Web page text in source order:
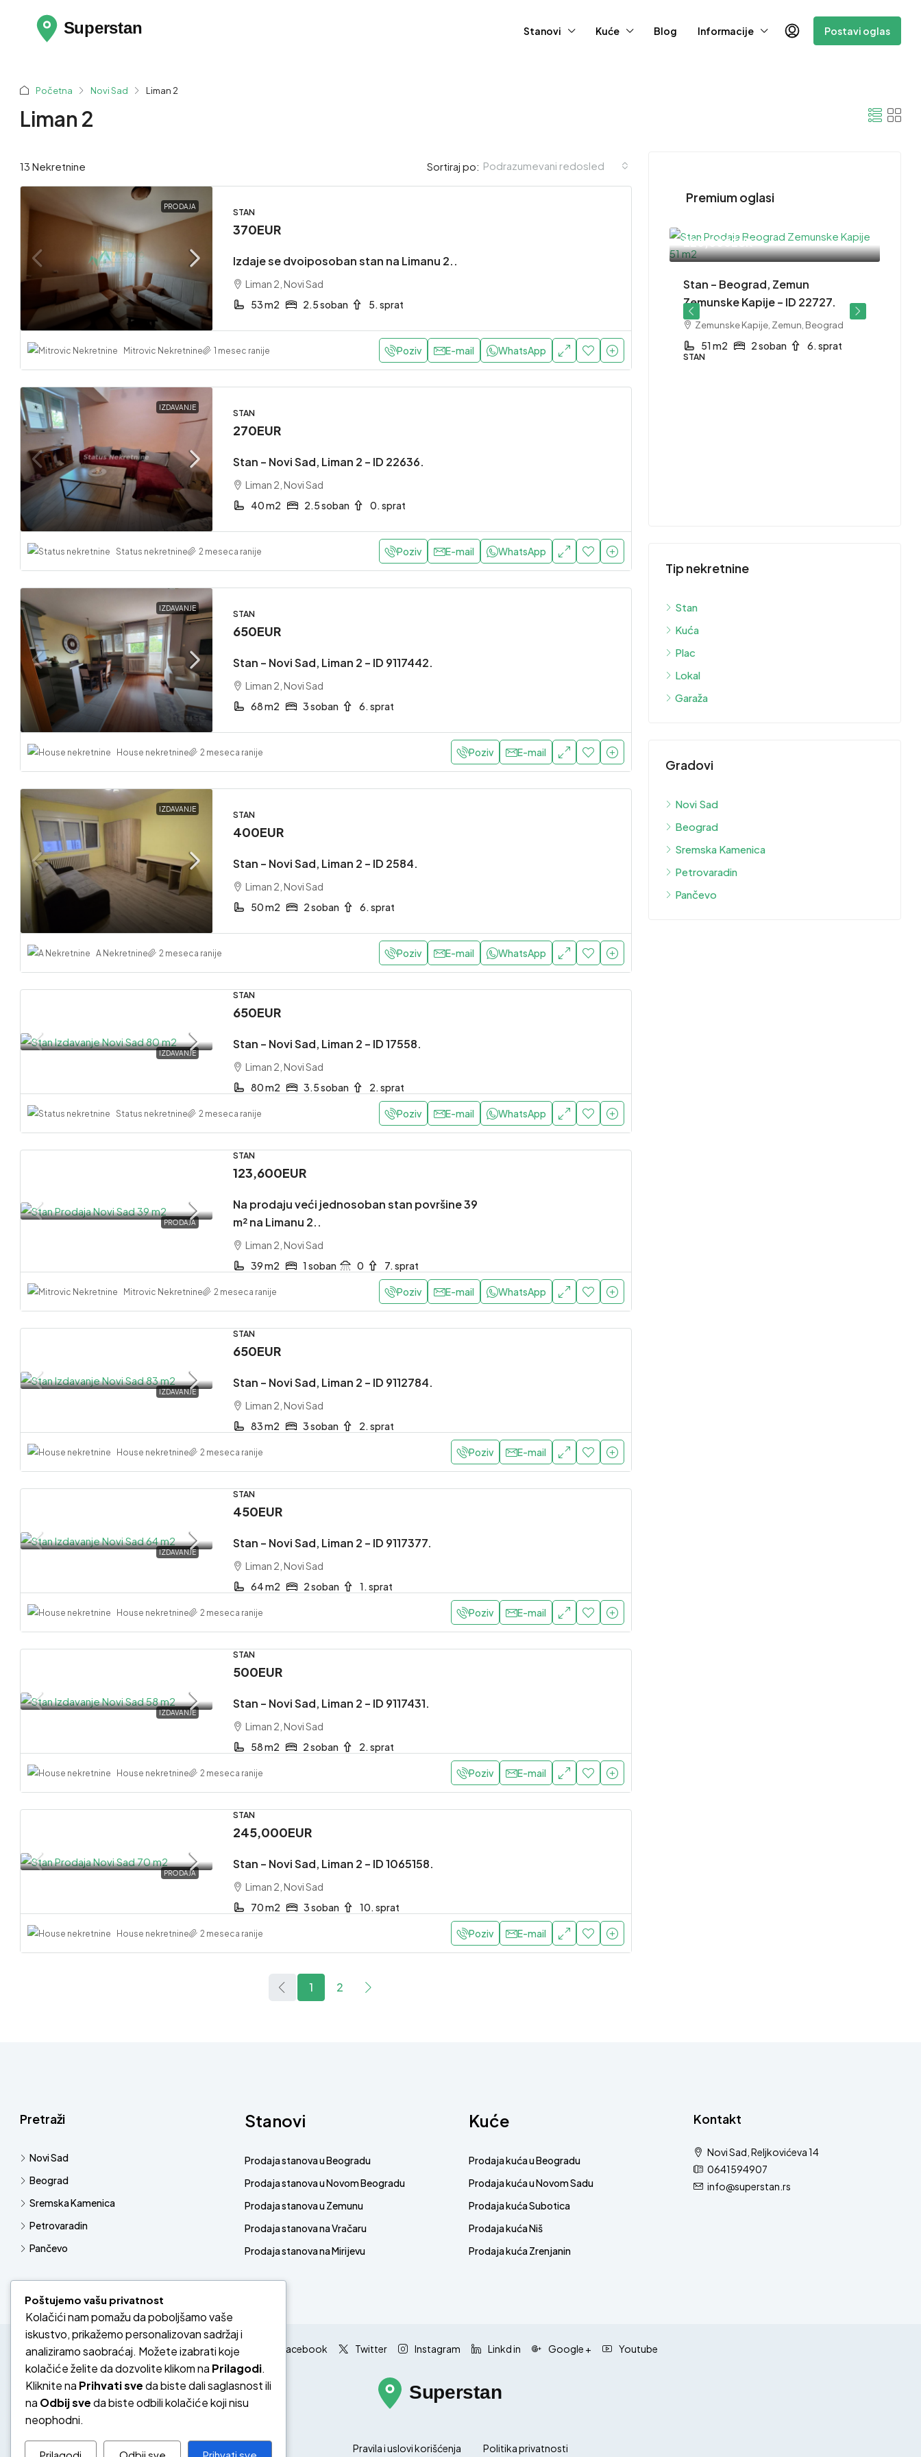
Stanovi Kuće Blog Informacije Postavi oglas
Početna Novi Sad Liman 2
Liman 2
13 Nekretnine Sortiraj po: Podrazumevani redosled
PRODAJA
STAN
370EUR
Izdaje se dvoiposoban stan na Limanu 2..
Liman 2, Novi Sad
53 m2
2.5 soban 5. sprat
Mitrovic Nekretnine 1 mesec ranije Poziv E-mail WhatsApp
IZDAVANJE
STAN
270EUR
Stan – Novi Sad, Liman 2 – ID 22636.
Liman 2, Novi Sad
40 m2
2.5 soban 0. sprat
Status nekretnine 2 meseca ranije Poziv E-mail WhatsApp
IZDAVANJE
STAN
650EUR
Stan – Novi Sad, Liman 2 – ID 9117442.
Liman 2, Novi Sad
68 m2
3 soban 6. sprat
House nekretnine 2 meseca ranije Poziv E-mail
IZDAVANJE
STAN
400EUR
Stan – Novi Sad, Liman 2 – ID 2584.
Liman 2, Novi Sad
50 m2
2 soban 6. sprat
A Nekretnine 2 meseca ranije Poziv E-mail WhatsApp
IZDAVANJE
STAN
650EUR
Stan – Novi Sad, Liman 2 – ID 17558.
Liman 2, Novi Sad
80 m2
3.5 soban 2. sprat
Status nekretnine 2 meseca ranije Poziv E-mail WhatsApp
PRODAJA
STAN
123,600EUR
Na prodaju veći jednosoban stan površine 39
m² na Limanu 2..
Liman 2, Novi Sad
39 m2
1 soban 0 7. sprat
Mitrovic Nekretnine 2 meseca ranije Poziv E-mail WhatsApp
IZDAVANJE
STAN
650EUR
Stan – Novi Sad, Liman 2 – ID 9112784.
Liman 2, Novi Sad
83 m2
3 soban 2. sprat
House nekretnine 2 meseca ranije Poziv E-mail
IZDAVANJE
STAN
450EUR
Stan – Novi Sad, Liman 2 – ID 9117377.
Liman 2, Novi Sad
64 m2
2 soban 1. sprat
House nekretnine 2 meseca ranije Poziv E-mail
IZDAVANJE
STAN
500EUR
Stan – Novi Sad, Liman 2 – ID 9117431.
Liman 2, Novi Sad
58 m2
2 soban 2. sprat
House nekretnine 2 meseca ranije Poziv E-mail
PRODAJA
STAN
245,000EUR
Stan – Novi Sad, Liman 2 – ID 1065158.
Liman 2, Novi Sad
70 m2
3 soban 10. sprat
House nekretnine 2 meseca ranije Poziv E-mail
1 2
Premium oglasi
220,000EUR
Zemunske Kapije – ID 22727.
51 m2 2 soban 6. sprat
STAN
155 m2 5 soban 3. sprat
STAN
220,000EUR
Stan – Beograd, Zemun
Zemunske Kapije – ID 22727.
Zemunske Kapije, Zemun, Beograd
51 m2 2 soban 6. sprat
STAN
Tip nekretnine
Stan
Kuća
Plac
Lokal
Garaža
Gradovi
Novi Sad
Beograd
Sremska Kamenica
Petrovaradin
Pančevo
Pretraži
Novi Sad
Beograd
Sremska Kamenica
Petrovaradin
Pančevo
Stanovi
Prodaja stanova u Beogradu
Prodaja stanova u Novom Beogradu
Prodaja stanova u Zemunu
Prodaja stanova na Vračaru
Prodaja stanova na Mirijevu
Kuće
Prodaja kuća u Beogradu
Prodaja kuća u Novom Sadu
Prodaja kuća Subotica
Prodaja kuća Niš
Prodaja kuća Zrenjanin
Kontakt
Novi Sad, Reljkovićeva 14
0641594907
info@superstan.rs
Facebook Twitter Instagram Linkd in Google + Youtube
Pravila i uslovi korišćenja Politika privatnosti
Poštujemo vašu privatnost
Kolačići nam pomažu da poboljšamo vaše
iskustvo, prikažemo personalizovan sadržaj i
analiziramo saobraćaj. Možete izabrati koje
kolačiće želite da dozvolite klikom na Prilagodi.
Kliknite na Prihvati sveda biste dali saglasnost ili
na Odbij sveda biste odbili kolačiće koji nisu
neophodni.
Prilagodi Odbij sve Prihvati sve